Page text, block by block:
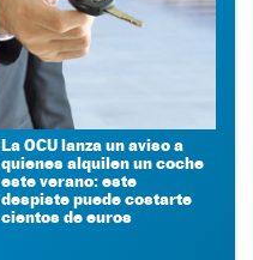
La OCU lanza un aviso a
quienes alquilen un coche
este verano: este
despiste puede costarte
cientos de euros